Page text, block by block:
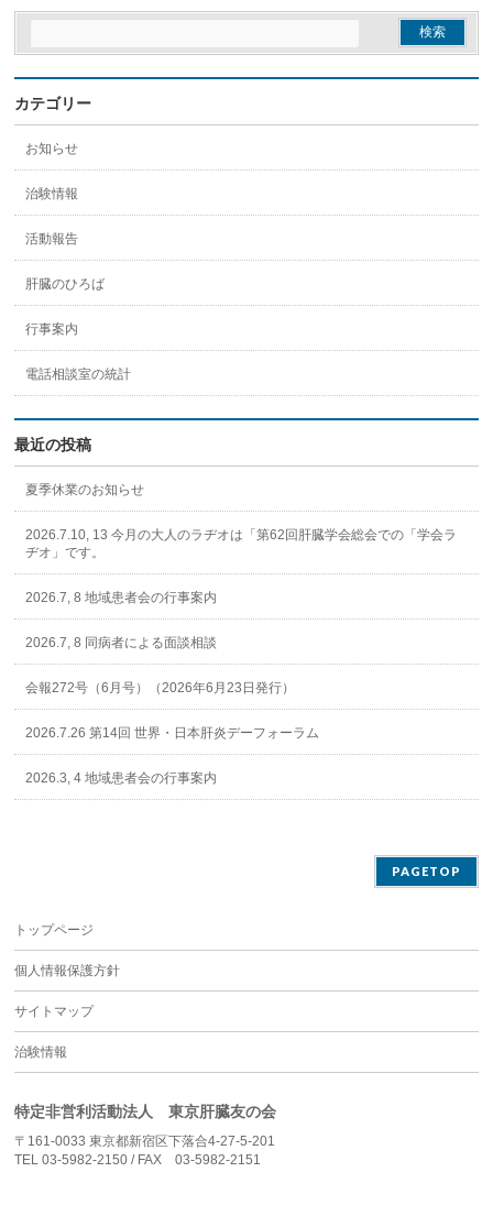
カテゴリー
お知らせ
治験情報
活動報告
肝臓のひろば
行事案内
電話相談室の統計
最近の投稿
夏季休業のお知らせ
2026.7.10, 13 今月の大人のラヂオは「第62回肝臓学会総会での「学会ラ
ヂオ」です。
2026.7, 8 地域患者会の行事案内
2026.7, 8 同病者による面談相談
会報272号（6月号）（2026年6月23日発行）
2026.7.26 第14回 世界・日本肝炎デーフォーラム
2026.3, 4 地域患者会の行事案内
PAGETOP
トップページ
個人情報保護方針
サイトマップ
治験情報
特定非営利活動法人 東京肝臓友の会
〒161-0033 東京都新宿区下落合4-27-5-201
TEL 03-5982-2150 / FAX 03-5982-2151